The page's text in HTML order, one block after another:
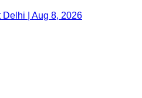
Delhi | Aug 8, 2026